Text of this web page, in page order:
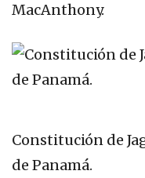
MacAnthony.
Constitución de
de Panamá.